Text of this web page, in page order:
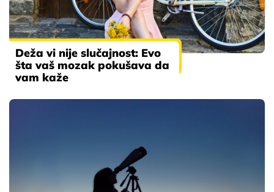
Deža vi nije slučajnost: Evo
šta vaš mozak pokušava da
vam kaže